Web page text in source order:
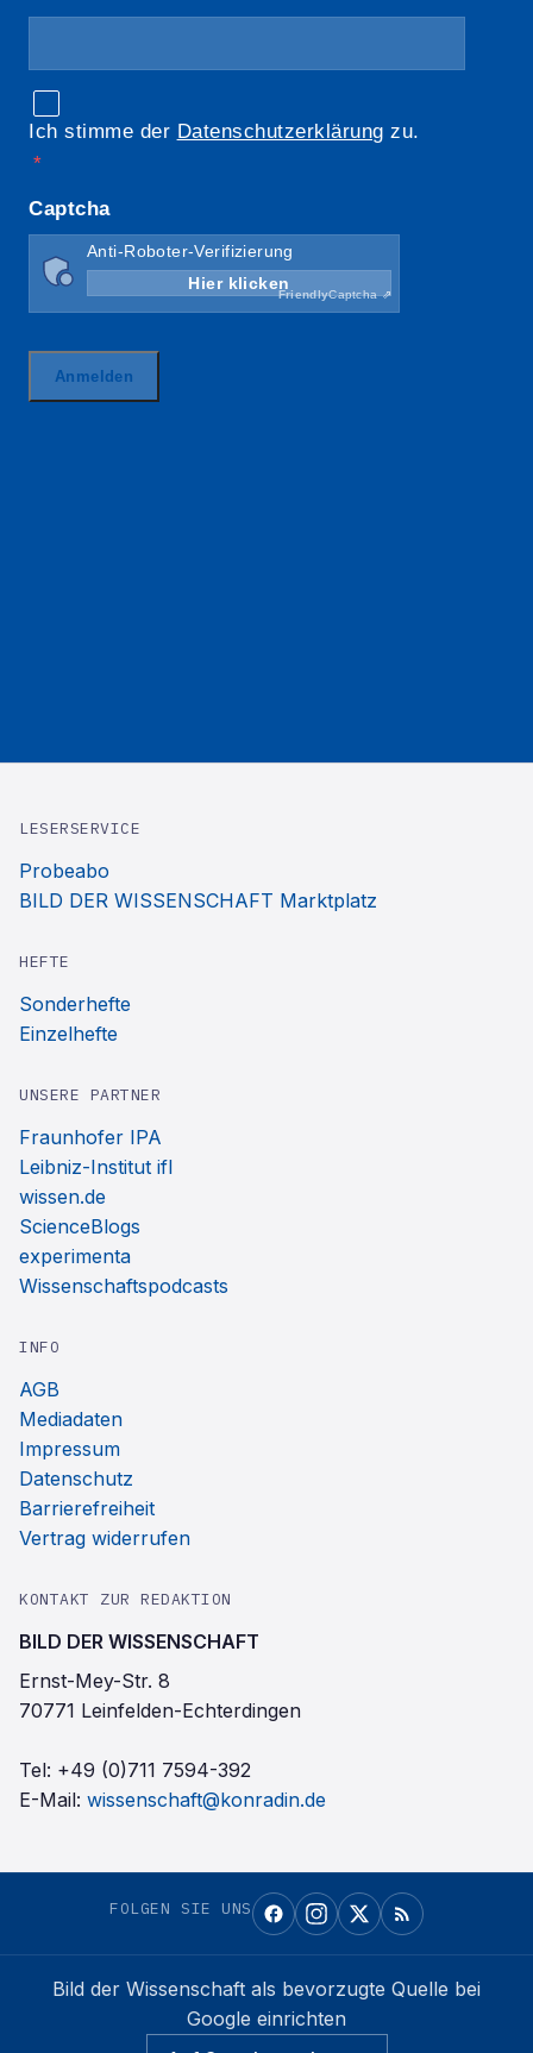
LESERSERVICE
Probeabo
BILD DER WISSENSCHAFT Marktplatz
HEFTE
Sonderhefte
Einzelhefte
UNSERE PARTNER
Fraunhofer IPA
Leibniz-Institut ifl
wissen.de
ScienceBlogs
experimenta
Wissenschaftspodcasts
INFO
AGB
Mediadaten
Impressum
Datenschutz
Barrierefreiheit
Vertrag widerrufen
KONTAKT ZUR REDAKTION
BILD DER WISSENSCHAFT
Ernst-Mey-Str. 8
70771 Leinfelden-Echterdingen
Tel: +49 (0)711 7594-392
E-Mail: wissenschaft@konradin.de
FOLGEN SIE UNS
Bild der Wissenschaft als bevorzugte Quelle bei
Google einrichten